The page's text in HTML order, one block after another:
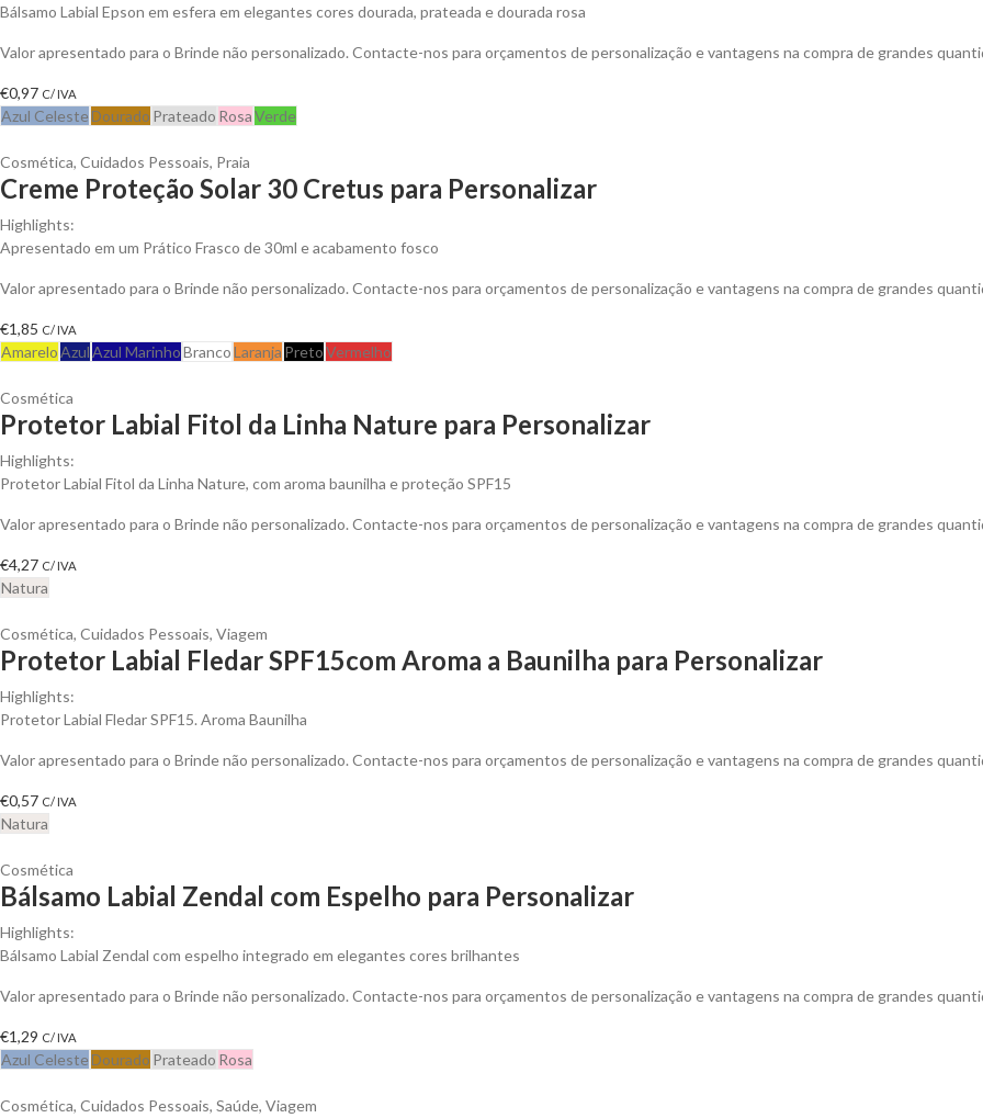
Bálsamo Labial Epson em esfera em elegantes cores dourada, prateada e dourada rosa
Valor apresentado para o Brinde não personalizado. Contacte-nos para orçamentos de personalização e vantagens na compra de grandes
€0,97 C/ IVA
Azul Celeste Dourado Prateado RosaVerde
Cosmética, Cuidados Pessoais, Praia
Creme Proteção Solar 30 Cretus para Personalizar
Highlights:
Apresentado em um Prático Frasco de 30ml e acabamento fosco
Valor apresentado para o Brinde não personalizado. Contacte-nos para orçamentos de personalização e vantagens na compra de grandes
€1,85 C/ IVA
AmareloAzulAzul MarinhoBrancoLaranja PretoVermelho
Cosmética
Protetor Labial Fitol da Linha Nature para Personalizar
Highlights:
Protetor Labial Fitol da Linha Nature, com aroma baunilha e proteção SPF15
Valor apresentado para o Brinde não personalizado. Contacte-nos para orçamentos de personalização e vantagens na compra de grandes
€4,27 C/ IVA
Natura
Cosmética, Cuidados Pessoais, Viagem
Protetor Labial Fledar SPF15com Aroma a Baunilha para Personalizar
Highlights:
Protetor Labial Fledar SPF15. Aroma Baunilha
Valor apresentado para o Brinde não personalizado. Contacte-nos para orçamentos de personalização e vantagens na compra de grandes
€0,57 C/ IVA
Natura
Cosmética
Bálsamo Labial Zendal com Espelho para Personalizar
Highlights:
Bálsamo Labial Zendal com espelho integrado em elegantes cores brilhantes
Valor apresentado para o Brinde não personalizado. Contacte-nos para orçamentos de personalização e vantagens na compra de grandes
€1,29 C/ IVA
Azul Celeste Dourado Prateado Rosa
Cosmética, Cuidados Pessoais, Saúde, Viagem